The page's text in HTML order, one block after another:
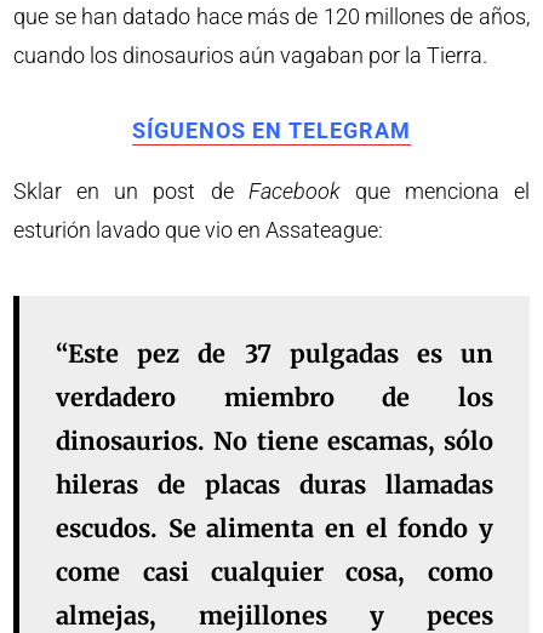
que se han datado hace más de 120 millones de años,
cuando los dinosaurios aún vagaban por la Tierra.
SÍGUENOS EN TELEGRAM
Sklar en un post de Facebookque menciona el
esturión lavado que vio en Assateague:
“Este pez de 37 pulgadas es un
verdadero miembro de los
dinosaurios. No tiene escamas, sólo
hileras de placas duras llamadas
escudos. Se alimenta en el fondo y
come casi cualquier cosa, como
almejas, mejillones y peces